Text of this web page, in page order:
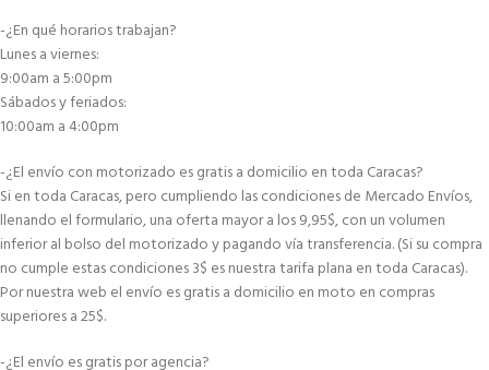
-¿En qué horarios trabajan?
Lunes a viernes:
9:00am a 5:00pm
Sábados y feriados:
10:00am a 4:00pm
-¿El envío con motorizado es gratis a domicilio en toda Caracas?
Si en toda Caracas, pero cumpliendo las condiciones de Mercado Envíos,
llenando el formulario, una oferta mayor a los 9,95$, con un volumen
inferior al bolso del motorizado y pagando vía transferencia. (Si su compra
no cumple estas condiciones 3$ es nuestra tarifa plana en toda Caracas).
Por nuestra web el envío es gratis a domicilio en moto en compras
superiores a 25$.
-¿El envío es gratis por agencia?